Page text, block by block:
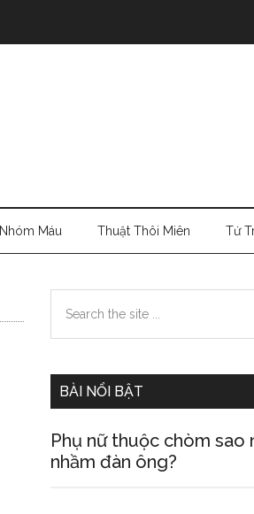
Nhóm Máu Thuật Thôi Miên Tứ
Primary
Sidebar
the
BÀI NỔI BẬT
Phụ nữ thuộc chòm sao
nhầm đàn ông?